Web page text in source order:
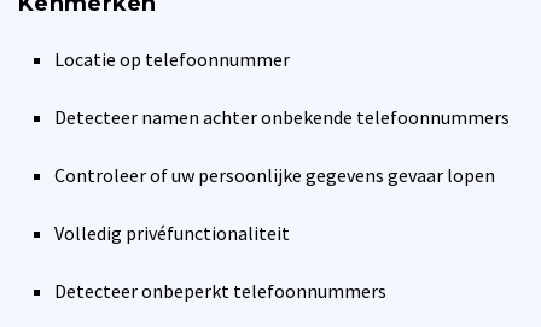
Locatie op telefoonnummer
Detecteer namen achter onbekende telefoonnummers
Controleer of uw persoonlijke gegevens gevaar lopen
Volledig privéfunctionaliteit
Detecteer onbeperkt telefoonnummers